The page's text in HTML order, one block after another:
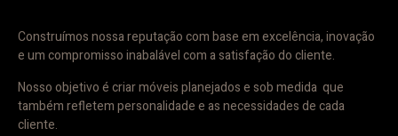
Construímos nossa reputação com base em excelência, inovação
e um compromisso inabalável com a satisfação do cliente.
Nosso objetivo é criar móveis planejados e sob medida que
também refletem personalidade e as necessidades de cada
cliente.